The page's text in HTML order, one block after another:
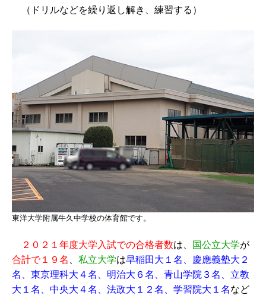
（ドリルなどを繰り返し解き、練習する）
東洋大学附属牛久中学校の体育館です。
２０２１年度大学入試での合格者数は、 国公立大学が
合計で１９名
私立大学は早稲田大１名、慶應義塾大２
名、東京理科大４名、明治大６名、青山学院３名、立教
大１名、中央大４名、法政大１２名、学習院大１名など